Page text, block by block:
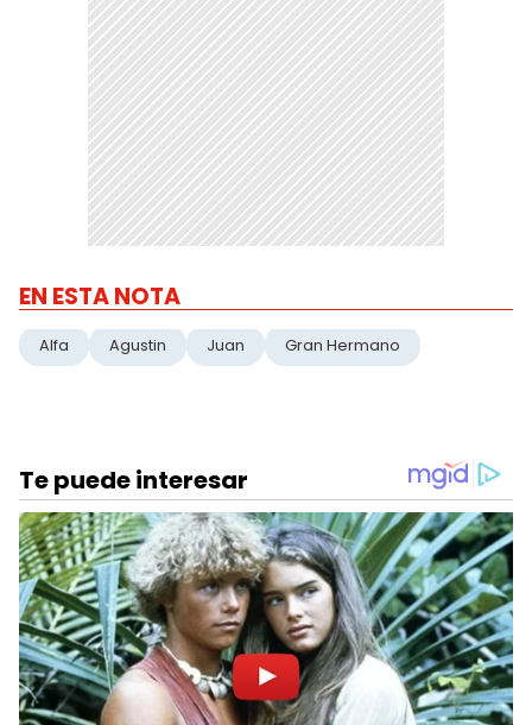
EN ESTA NOTA
Alfa Agustin Juan Gran Hermano